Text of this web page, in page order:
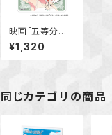
映画「五等分の
花嫁」 アクリル
コースター 中
野 四葉
¥1,320
同じカテゴリの商品